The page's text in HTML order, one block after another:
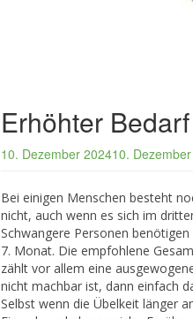
Erhöhter
10. Dezember 202410.
Bei einigen Menschen besteht
nicht, auch wenn es sich im
Schwangere Personen
7. Monat. Die empfohlene
zählt vor allem eine
nicht machbar ist, dann einfach
Selbst wenn die Übelkeit länger